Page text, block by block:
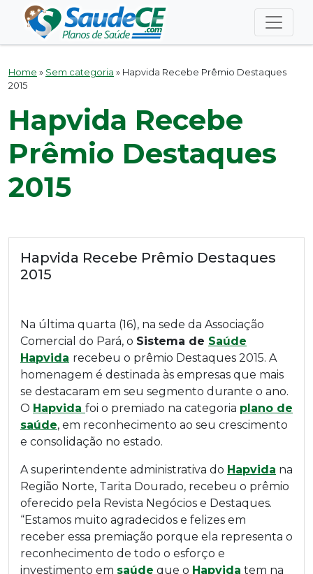
Home » Sem categoria » Hapvida Recebe Prêmio Destaques
2015
Hapvida Recebe
Prêmio Destaques
2015
Hapvida Recebe Prêmio Destaques
2015
Na última quarta (16), na sede da Associação
Comercial do Pará, o Sistema de Saúde
Hapvida recebeu o prêmio Destaques 2015. A
homenagem é destinada às empresas que mais
se destacaram em seu segmento durante o ano.
O Hapvida foi o premiado na categoria plano de
saúde, em reconhecimento ao seu crescimento
e consolidação no estado.
A superintendente administrativa do Hapvida na
Região Norte, Tarita Dourado, recebeu o prêmio
oferecido pela Revista Negócios e Destaques.
“Estamos muito agradecidos e felizes em
receber essa premiação porque ela representa o
reconhecimento de todo o esforço e
investimento em saúde que o Hapvida tem na